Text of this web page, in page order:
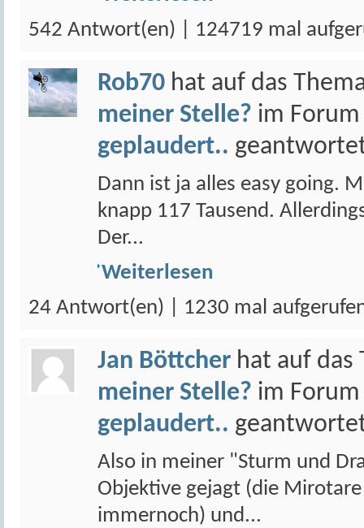
542 Antwort(en) | 124719 mal
Rob70 hat auf das
meiner Stelle? im
geplaudert..
Dann ist ja alles easy going.
knapp 117 Tausend.
Der...
Weiterlesen
24 Antwort(en) | 1230 mal
Jan Böttcher hat auf das
meiner Stelle? im
geplaudert..
Also in meiner "Sturm und
Objektive gejagt (die
immernoch) und...